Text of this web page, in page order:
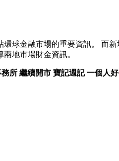
球金融市場的重要資訊。 而
地市場財金資訊。
所 繼續開市 寶記週記 一個人